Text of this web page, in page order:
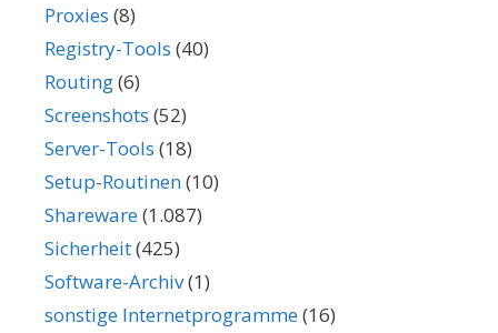
Proxies (8)
Registry-Tools (40)
Routing(6)
Screenshots (52)
Server-Tools (18)
Setup-Routinen(10)
Shareware(1.087)
Sicherheit(425)
Software-Archiv(1)
sonstige Internetprogramme(16)